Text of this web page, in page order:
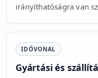
irányíthatóságra van
IDŐVONAL
Gyártási és